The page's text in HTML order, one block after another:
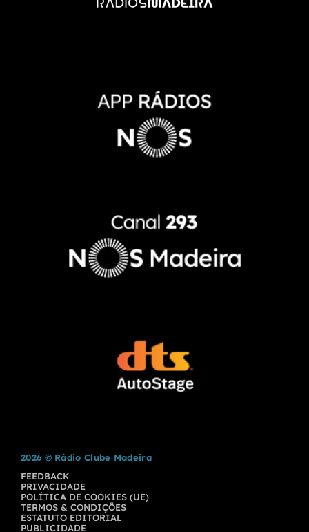
2026 © Rádio Clube Madeira
FEEDBACK
PRIVACIDADE
POLÍTICA DE COOKIES (UE)
TERMOS & CONDIÇÕES
ESTATUTO EDITORIAL
PUBLICIDADE